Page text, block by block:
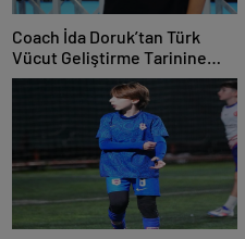
Coach İda Doruk’tan Türk
Vücut Geliştirme Tarinine
Damga Vuran Organizasyon